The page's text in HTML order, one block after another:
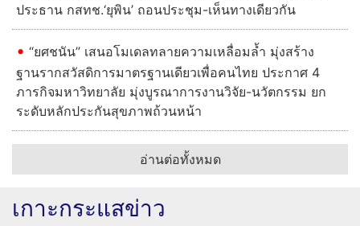
ประธาน กสทช.‘ยุพิน’ ถอนประชุม-เห็นทางเดียวกัน
“ยศชนัน” เสนอโมเดลทลายความเหลื่อมล้ำ มุ่งสร้าง
ฐานรากสวัสดิการมาตรฐานเดียวเพื่อคนไทย ประกาศ 4
ภารกิจมหาวิทยาลัย มุ่งบูรณาการงานวิจัย-นวัตกรรม ยก
ระดับหลักประกันสุขภาพถ้วนหน้า
อ่านต่อทั้งหมด
เกาะกระแสข่าว